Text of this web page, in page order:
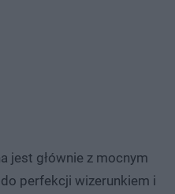
jest głównie z mocnym
perfekcji wizerunkiem i